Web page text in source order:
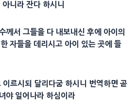
니라 잔다 하시니
께서 그들을 다 내보내신 후에 아이의
자들을 데리시고 아이 있는 곳에 들
르시되 달리다굼 하시니 번역하면 곧
야 일어나라 하심이라